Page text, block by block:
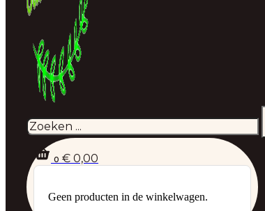
0 € 0,00
Geen producten in de winkelwagen.